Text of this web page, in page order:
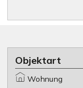
Objektart
Wohnung